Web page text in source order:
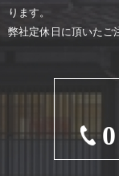
ります。
弊社定休⽇に頂いたご